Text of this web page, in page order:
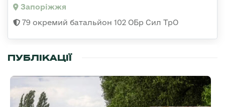
Запоріжжя
79 окремий батальйон 102 ОБр Сил ТрО
ПУБЛІКАЦІЇ